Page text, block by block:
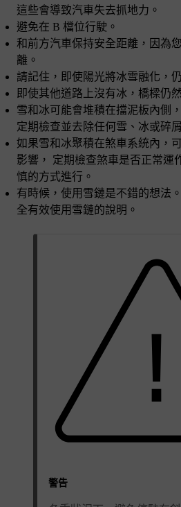
這些會導致汽車失去抓地力。
避免在 B 檔位行駛。
和前方汽車保持安全距離，因為
離。
請記住，即使陽光將冰雪融化，
即使其他道路上沒有冰，橋樑仍
雪和冰可能會堆積在擋泥板內側
定期檢查並去除任何雪、冰或碎
如果雪和冰聚積在煞車系統內，
影響， 定期檢查煞車是否正常運
慎的方式進行。
有時候，使用雪鏈是不錯的想法
全有效使用雪鏈的說明。
警告